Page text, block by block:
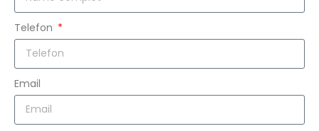
Telefon
Email